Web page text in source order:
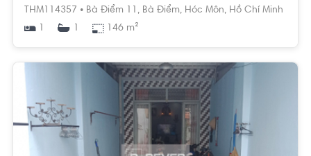
THM114357 • Bà Điểm 11, Bà Điểm, Hóc Môn, Hồ Chí Minh
1
1 146 m²